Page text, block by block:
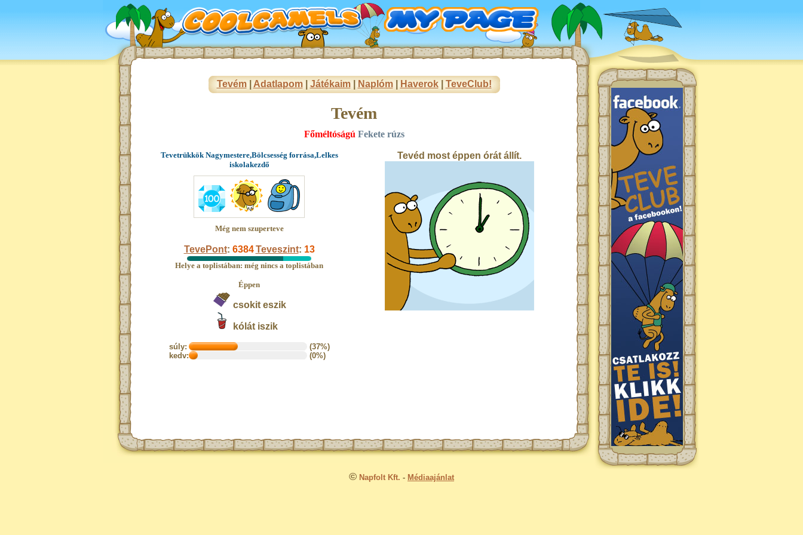
Tevém| Adatlapom| Játékaim| Naplóm| Haverok| TeveClub!
Tevém
Főméltóságú Fekete rúzs
Tevetrükkök Nagymestere,Bölcsesség forrása,Lelkes
iskolakezdő
Még nem szuperteve
TevePont: 6384 Teveszint: 13
Helye a toplistában: még nincs a toplistában
Éppen
csokit eszik
kólát iszik
súly:
(37%)
kedv:
(0%)
Tevéd most éppen órát állít.
© Napfolt Kft. - Médiaajánlat